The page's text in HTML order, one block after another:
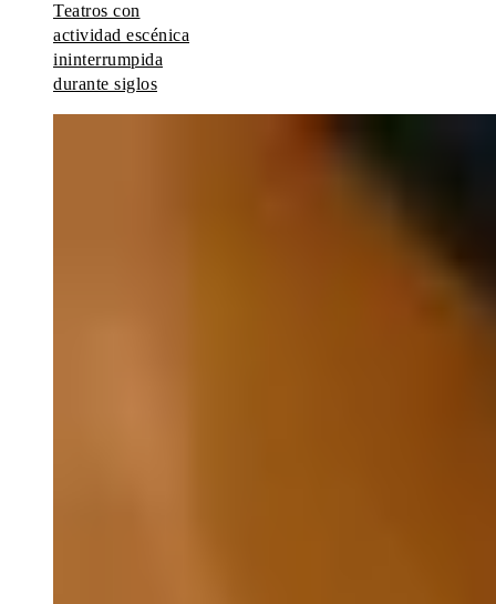
Teatros con
actividad escénica
ininterrumpida
durante siglos